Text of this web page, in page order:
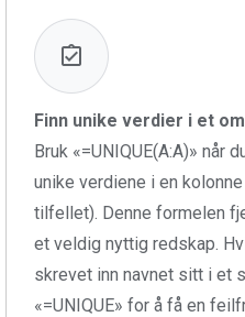
Finn unike verdier i et
Bruk «=UNIQUE(A:A)» når
unike verdiene i en
tilfellet). Denne formelen
et veldig nyttig redskap.
skrevet inn navnet sitt i et
«=UNIQUE» for å få en